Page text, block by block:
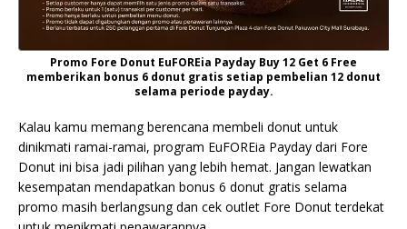
Promo Fore Donut EuFOREia Payday Buy 12 Get 6 Free
memberikan bonus 6 donut gratis setiap pembelian 12 donut
selama periode payday.
Kalau kamu memang berencana membeli donut untuk
dinikmati ramai-ramai, program EuFOREia Payday dari Fore
Donut ini bisa jadi pilihan yang lebih hemat. Jangan lewatkan
kesempatan mendapatkan bonus 6 donut gratis selama
promo masih berlangsung dan cek outlet Fore Donut terdekat